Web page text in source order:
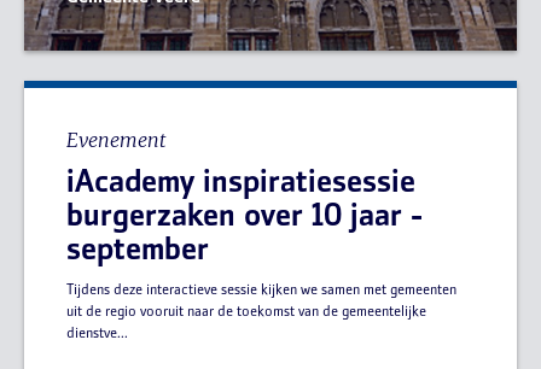
Evenement
iAcademy inspiratiesessie
burgerzaken over 10 jaar -
september
Tijdens deze interactieve sessie kijken we samen met gemeenten
uit de regio vooruit naar de toekomst van de gemeentelijke
dienstve...